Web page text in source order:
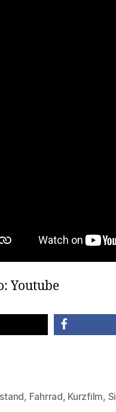
Youtube
, Fahrrad, Kurzfilm,